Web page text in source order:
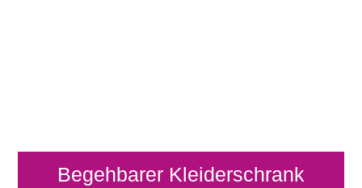
Begehbarer Kleiderschrank